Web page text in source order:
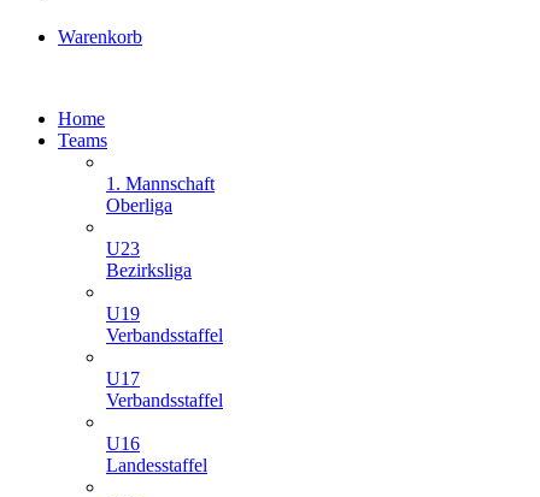
Warenkorb
Home
Teams
1. Mannschaft
Oberliga
U23
Bezirksliga
U19
Verbandsstaffel
U17
Verbandsstaffel
U16
Landesstaffel